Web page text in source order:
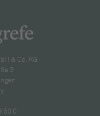
& Co. KG
3
50 0